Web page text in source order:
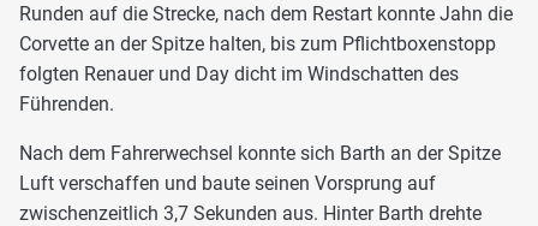
Runden auf die Strecke, nach dem Restart konnte Jahn die
Corvette an der Spitze halten, bis zum Pflichtboxenstopp
folgten Renauer und Day dicht im Windschatten des
Führenden.
Nach dem Fahrerwechsel konnte sich Barth an der Spitze
Luft verschaffen und baute seinen Vorsprung auf
zwischenzeitlich 3,7 Sekunden aus. Hinter Barth drehte